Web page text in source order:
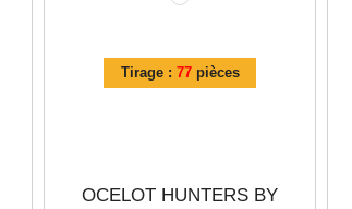
Tirage : 77pièces
OCELOT HUNTERS BY